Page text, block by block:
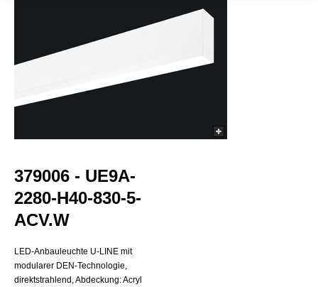
379006 - UE9A-
2280-H40-830-5-
ACV.W
LED-Anbauleuchte U-LINE mit
modularer DEN-Technologie,
direktstrahlend, Abdeckung: Acryl